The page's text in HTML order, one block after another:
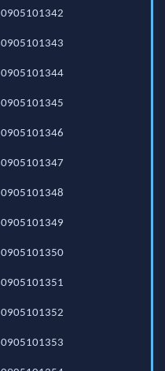
0905101342
0905101343
0905101344
0905101345
0905101346
0905101347
0905101348
0905101349
0905101350
0905101351
0905101352
0905101353